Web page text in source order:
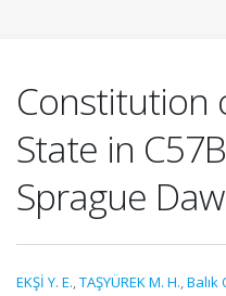
Constitution
State in
Sprague
EKŞİ Y. E.,TAŞYÜREK M. H.,Balık